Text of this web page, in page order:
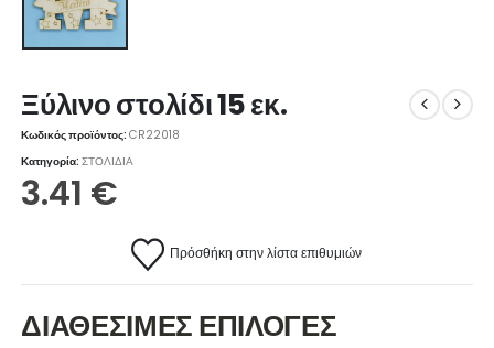
Ξύλινο στολίδι 15 εκ.
Κωδικός προϊόντος:CR22018
Κατηγορία:ΣΤΟΛΙΔΙΑ
3.41 €
Πρόσθήκη στην λίστα επιθυμιών
ΔΙΑΘΕΣΙΜΕΣ ΕΠΙΛΟΓΕΣ